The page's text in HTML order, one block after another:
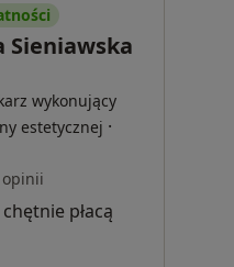
Sieniawska
wykonujący
estetycznej ·
opinii
płacą